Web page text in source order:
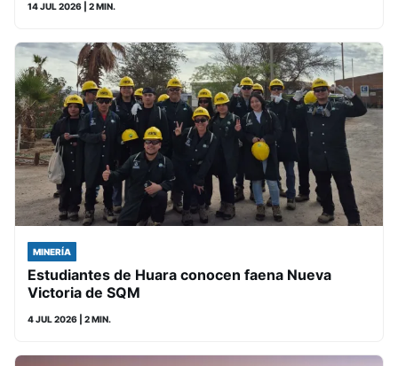
14 JUL 2026 | 2 MIN.
MINERÍA
Estudiantes de Huara conocen faena Nueva
Victoria de SQM
4 JUL 2026 | 2 MIN.